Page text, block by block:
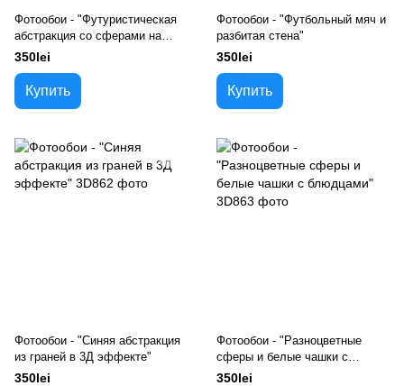
Фотообои - "Футуристическая
абстракция со сферами на
голубом фоне"
350lei
Купить
Фотообои - "Футбольный мяч и
разбитая стена"
350lei
Купить
Фотообои - "Синяя абстракция
из граней в 3Д эффекте"
350lei
Фотообои - "Разноцветные
сферы и белые чашки с
блюдцами"
350lei